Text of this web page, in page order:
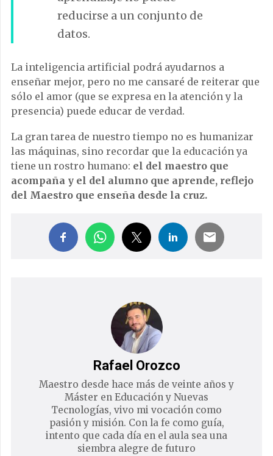
reducirse a un conjunto de
datos.
La inteligencia artificial podrá ayudarnos a
enseñar mejor, pero no me cansaré de reiterar que
sólo el amor (que se expresa en la atención y la
presencia) puede educar de verdad.
La gran tarea de nuestro tiempo no es humanizar
las máquinas, sino recordar que la educación ya
tiene un rostro humano: el del maestro que
acompaña y el del alumno que aprende, reflejo
del Maestro que enseña desde la cruz.
Rafael Orozco
Maestro desde hace más de veinte años y
Máster en Educación y Nuevas
Tecnologías, vivo mi vocación como
pasión y misión. Con la fe como guía,
intento que cada día en el aula sea una
siembra alegre de futuro